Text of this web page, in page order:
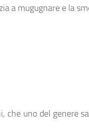
a mugugnare e la
uno del genere